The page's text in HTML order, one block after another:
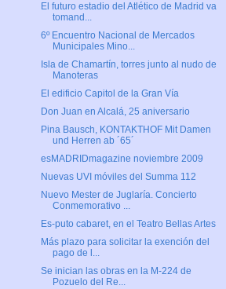
El futuro estadio del Atlético de Madrid va
tomand...
6º Encuentro Nacional de Mercados
Municipales Mino...
Isla de Chamartín, torres junto al nudo de
Manoteras
El edificio Capitol de la Gran Vía
Don Juan en Alcalá, 25 aniversario
Pina Bausch, KONTAKTHOF Mit Damen
und Herren ab ´65´
esMADRIDmagazine noviembre 2009
Nuevas UVI móviles del Summa 112
Nuevo Mester de Juglaría. Concierto
Conmemorativo ...
Es-puto cabaret, en el Teatro Bellas Artes
Más plazo para solicitar la exención del
pago de l...
Se inician las obras en la M-224 de
Pozuelo del Re...